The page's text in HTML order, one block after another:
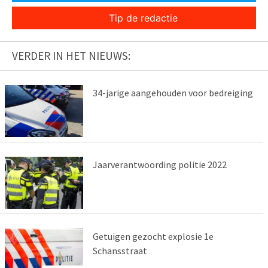
Tip de redactie
VERDER IN HET NIEUWS:
34-jarige aangehouden voor bedreiging
Jaarverantwoording politie 2022
Getuigen gezocht explosie 1e
Schansstraat